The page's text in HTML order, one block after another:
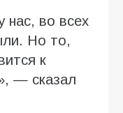
во всех
Но то,
к
— сказал